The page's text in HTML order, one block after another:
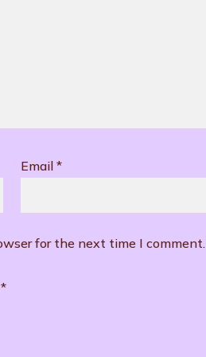
Email *
for the next time I comment.
*